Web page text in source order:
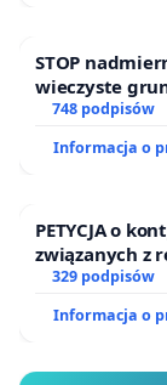
STOP
wieczyste
ogrody
748 podpisów
Informacja o
PETYCJA o
związanych z
329 podpisów
Informacja o